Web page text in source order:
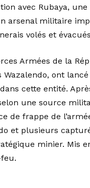
avec Rubaya,
arsenal militaire
volés et
Armées de la
Wazalendo, ont
cette entité.
une source
de frappe de
et plusieurs
minier. Mis